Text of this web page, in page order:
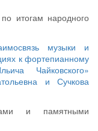
итогам народного
музыки и
к фортепианному
Чайковского»
и Сучкова
и памятными